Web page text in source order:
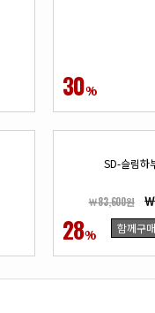
30%
28%
SD-슬림하
￦83,600원
함께구